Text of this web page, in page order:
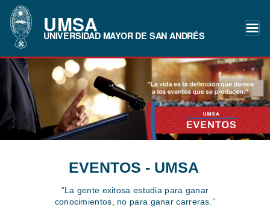
UMSA
UNIVERSIDAD MAYOR DE SAN ANDRÉS
EVENTOS - UMSA
“La gente exitosa estudia para ganar
conocimientos, no para ganar carreras.”